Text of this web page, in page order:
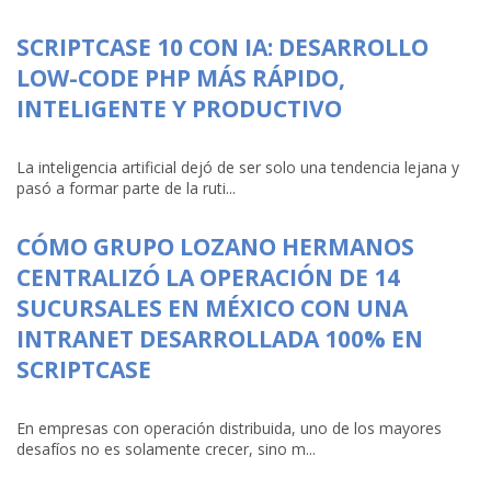
SCRIPTCASE 10 CON IA: DESARROLLO
LOW-CODE PHP MÁS RÁPIDO,
INTELIGENTE Y PRODUCTIVO
La inteligencia artificial dejó de ser solo una tendencia lejana y
pasó a formar parte de la ruti...
CÓMO GRUPO LOZANO HERMANOS
CENTRALIZÓ LA OPERACIÓN DE 14
SUCURSALES EN MÉXICO CON UNA
INTRANET DESARROLLADA 100% EN
SCRIPTCASE
En empresas con operación distribuida, uno de los mayores
desafíos no es solamente crecer, sino m...